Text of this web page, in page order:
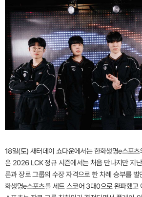
18일(토) 새터데이 쇼다운에서는 한화생명e스포
은 2026 LCK 정규 시즌에서는 처음 만나지만 지
론과 장로 그룹의 수장 자격으로 한 차례 승부를
화생명e스포츠를 세트 스코어 3대0으로 완파했고